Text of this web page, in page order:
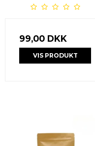
99,00 DKK
VIS PRODUKT